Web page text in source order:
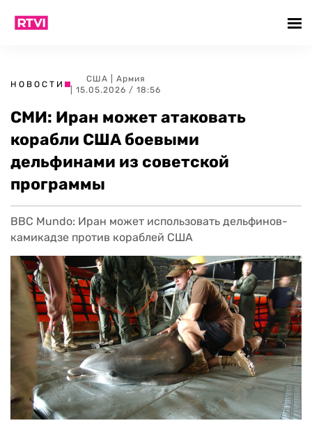
НОВОСТИ
США
Армия
| 15.05.2026 / 18:56
СМИ: Иран может атаковать
корабли США боевыми
дельфинами из советской
программы
BBC Mundo: Иран может использовать дельфинов-
камикадзе против кораблей США